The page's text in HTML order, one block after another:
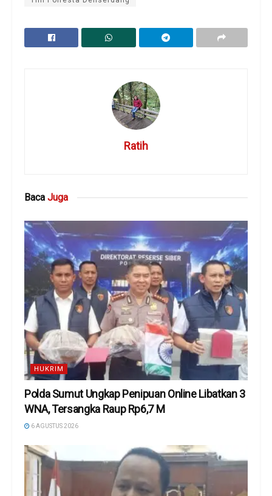
Ratih
Baca Juga
HUKRIM
Polda Sumut Ungkap Penipuan Online Libatkan 3
WNA, Tersangka Raup Rp6,7 M
6 AGUSTUS 2026